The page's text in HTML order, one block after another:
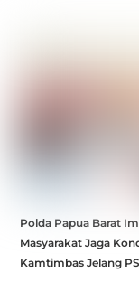
Polda Papua Barat
Masyarakat Jaga
Kamtimbas Jelang